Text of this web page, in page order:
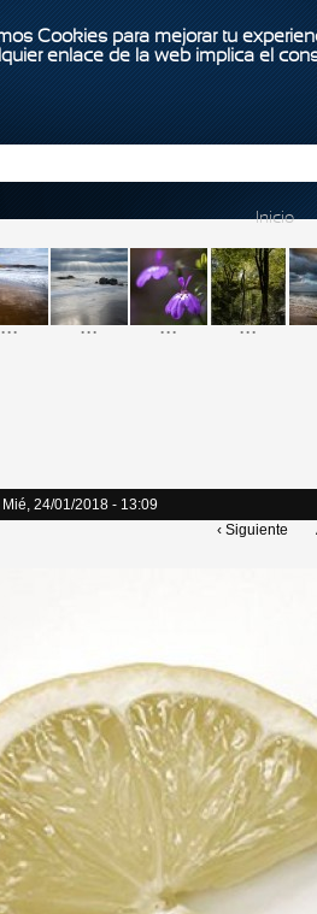
Cookies para mejorar tu
enlace de la web implica el
Inicio
... ... ... ...
24/01/2018 - 13:09
‹ Siguiente